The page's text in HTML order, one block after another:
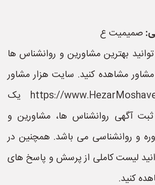
صمیمیت ع
بهترین مشاورین و روانشناس ها
مشاهده کنید. سایت هزار مشاور
به نشانی https://www.HezarMoshaver.ir یک
آگهی روانشناس ها، مشاورین و
و روانشناسی می باشد. همچنین در
لیست کاملی از پرسش و پاسخ های
کنید.